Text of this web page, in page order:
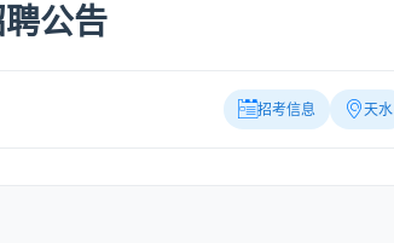
公告
招考信息 天水